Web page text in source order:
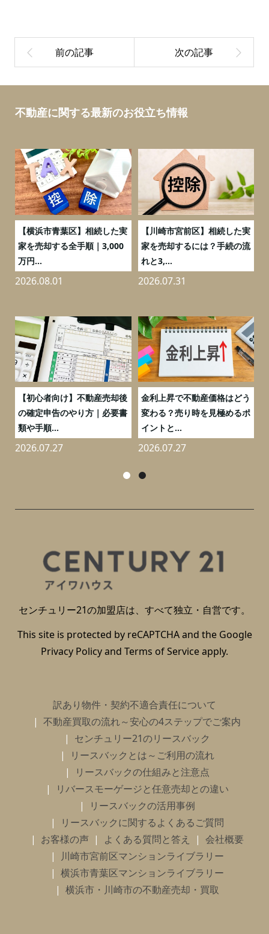
不動産に関する最新のお役立ち情報
【横浜市青葉区】相続した実
家を売却する全手順｜3,000
万円...
2026.08.01
【川崎市宮前区】相続した実
家を売却するには？手続の流
れと3,...
2026.07.31
【初心者向け】不動産売却後
の確定申告のやり方｜必要書
類や手順...
2026.07.27
金利上昇で不動産価格はどう
変わる？売り時を見極めるポ
イントと...
2026.07.27
センチュリー21の加盟店は、すべて独立・自営です。
This site is protected by reCAPTCHA and the Google
Privacy Policyand Terms of Serviceapply.
訳あり物件・契約不適合責任について
不動産買取の流れ～安心の4ステップでご案内
センチュリー21のリースバック
リースバックとは～ご利用の流れ
リースバックの仕組みと注意点
リバースモーゲージと任意売却との違い
リースバックの活用事例
リースバックに関するよくあるご質問
お客様の声
よくある質問と答え
会社概要
川崎市宮前区マンションライブラリー
横浜市青葉区マンションライブラリー
横浜市・川崎市の不動産売却・買取